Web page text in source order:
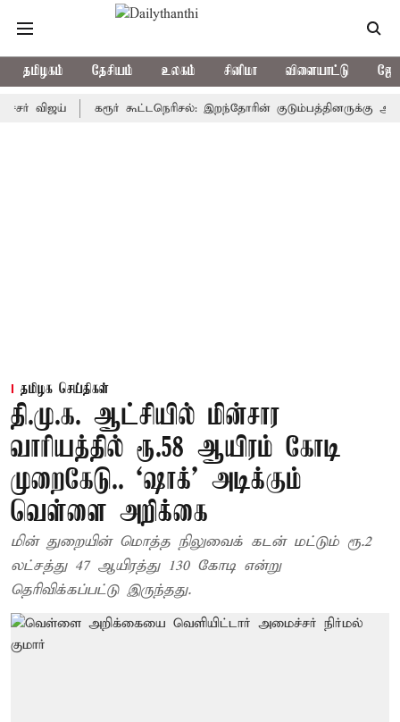
தமிழகம் தேசியம் உலகம் சினிமா விளையாட்டு
கரூர் கூட்டநெரிசல்: இறந்தோரின் குடும்பத்தினருக்கு
தமிழக செய்திகள்
தி.மு.க. ஆட்சியில் மின்சார
வாரியத்தில் ரூ.58 ஆயிரம் கோடி
முறைகேடு.. ‘ஷாக்’ அடிக்கும்
வெள்ளை அறிக்கை
மின் துறையின் மொத்த நிலுவைக் கடன் மட்டும் ரூ.2
லட்சத்து 47 ஆயிரத்து 130 கோடி என்று
தெரிவிக்கப்பட்டு இருந்தது.